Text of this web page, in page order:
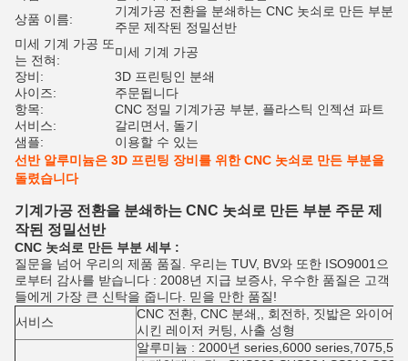
상품 이름:
기계가공 전환을 분쇄하는 CNC 놋쇠로 만든 부분
주문 제작된 정밀선반
미세 기계 가공 또
는 전혀:
미세 기계 가공
장비:
3D 프린팅인 분쇄
사이즈:
주문됩니다
항목:
CNC 정밀 기계가공 부분, 플라스틱 인젝션 파트
서비스:
갈리면서, 돌기
샘플:
이용할 수 있는
선반 알루미늄은 3D 프린팅 장비를 위한 CNC 놋쇠로 만든 부분을
돌렸습니다
기계가공 전환을 분쇄하는 CNC 놋쇠로 만든 부분 주문 제
작된 정밀선반
CNC 놋쇠로 만든 부분 세부 :
질문을 넘어 우리의 제품 품질. 우리는 TUV, BV와 또한 ISO9001으
로부터 감사를 받습니다 : 2008년 지급 보증사, 우수한 품질은 고객
들에게 가장 큰 신탁을 줍니다. 믿을 만한 품질!
서비스
CNC 전환, CNC 분쇄,, 회전하, 짓밟은 와이어
시킨 레이저 커팅, 사출 성형
알루미늄 : 2000년 series,6000